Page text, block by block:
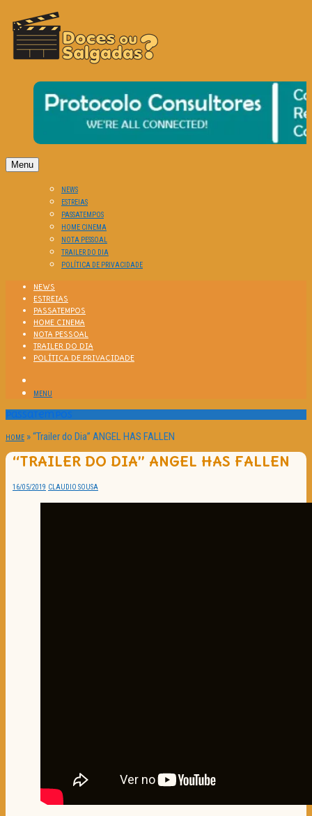
DOCES OU SALGADAS?
O Cinema? Uma Paixão!!
Menu
NEWS
ESTREIAS
PASSATEMPOS
HOME CINEMA
NOTA PESSOAL
TRAILER DO DIA
POLÍTICA DE PRIVACIDADE
NEWS
ESTREIAS
PASSATEMPOS
HOME CINEMA
NOTA PESSOAL
TRAILER DO DIA
POLÍTICA DE PRIVACIDADE
MENU
Passatempos
HOME »“Trailer do Dia” ANGEL HAS FALLEN
“TRAILER DO DIA” ANGEL HAS FALLEN
16/05/2019 CLAUDIO SOUSA